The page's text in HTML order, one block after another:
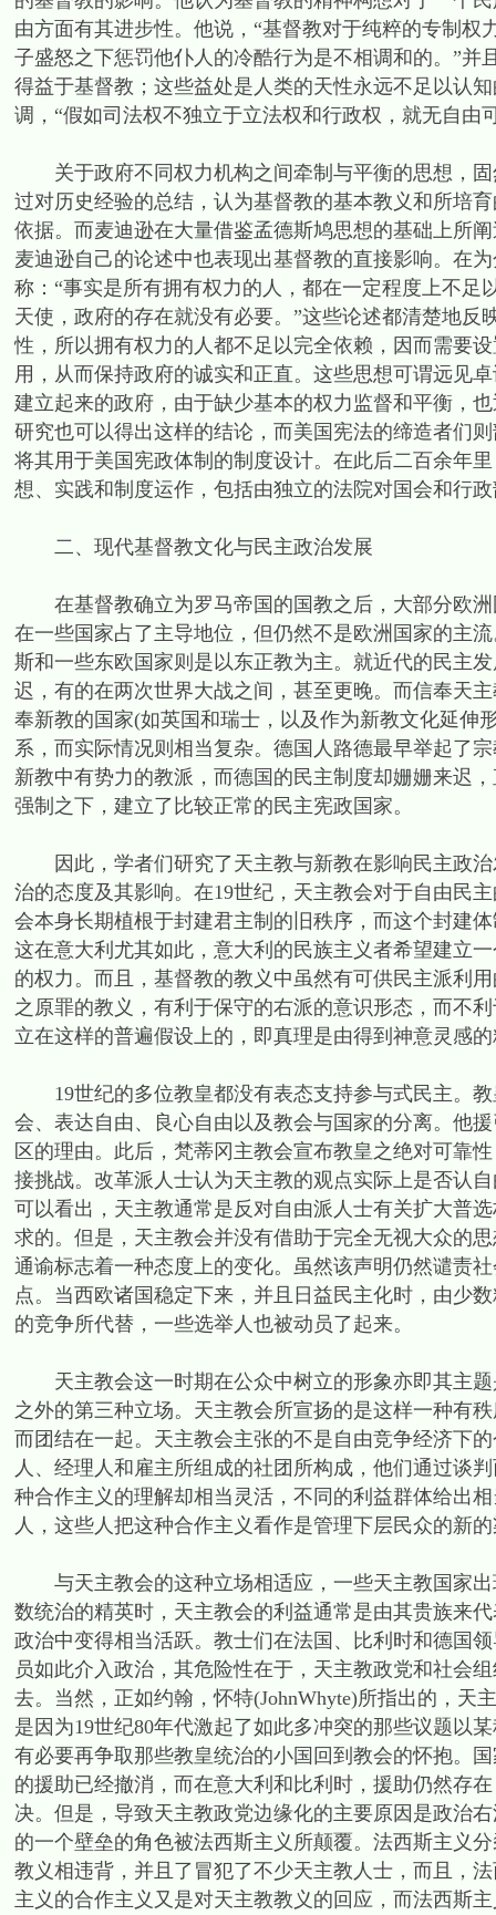
由方面有其进步性。他说，“基督教对于纯粹的专制
子盛怒之下惩罚他仆人的冷酷行为是不相调和的。”
得益于基督教；这些益处是人类的天性永远不足以认
调，“假如司法权不独立于立法权和行政权，就无自由
关于政府不同权力机构之间牵制与平衡的思想，固
过对历史经验的总结，认为基督教的基本教义和所培
依据。而麦迪逊在大量借鉴孟德斯鸠思想的基础上所
麦迪逊自己的论述中也表现出基督教的直接影响。在
称：“事实是所有拥有权力的人，都在一定程度上不足
天使，政府的存在就没有必要。”这些论述都清楚地
性，所以拥有权力的人都不足以完全依赖，因而需要
用，从而保持政府的诚实和正直。这些思想可谓远见
建立起来的政府，由于缺少基本的权力监督和平衡，
研究也可以得出这样的结论，而美国宪法的缔造者们
将其用于美国宪政体制的制度设计。在此后二百余年
想、实践和制度运作，包括由独立的法院对国会和行
二、现代基督教文化与民主政治发展
在基督教确立为罗马帝国的国教之后，大部分欧洲
在一些国家占了主导地位，但仍然不是欧洲国家的主
斯和一些东欧国家则是以东正教为主。就近代的民主
迟，有的在两次世界大战之间，甚至更晚。而信奉天
奉新教的国家(如英国和瑞士，以及作为新教文化延伸
系，而实际情况则相当复杂。德国人路德最早举起了
新教中有势力的教派，而德国的民主制度却姗姗来迟
强制之下，建立了比较正常的民主宪政国家。
因此，学者们研究了天主教与新教在影响民主政治
治的态度及其影响。在19世纪，天主教会对于自由民
会本身长期植根于封建君主制的旧秩序，而这个封建
这在意大利尤其如此，意大利的民族主义者希望建立
的权力。而且，基督教的教义中虽然有可供民主派利
之原罪的教义，有利于保守的右派的意识形态，而不
立在这样的普遍假设上的，即真理是由得到神意灵感
19世纪的多位教皇都没有表态支持参与式民主。教
会、表达自由、良心自由以及教会与国家的分离。他
区的理由。此后，梵蒂冈主教会宣布教皇之绝对可靠
接挑战。改革派人士认为天主教的观点实际上是否认
可以看出，天主教通常是反对自由派人士有关扩大普
求的。但是，天主教会并没有借助于完全无视大众的
通谕标志着一种态度上的变化。虽然该声明仍然谴责
点。当西欧诸国稳定下来，并且日益民主化时，由少
的竞争所代替，一些选举人也被动员了起来。
天主教会这一时期在公众中树立的形象亦即其主题
之外的第三种立场。天主教会所宣扬的是这样一种有
而团结在一起。天主教会主张的不是自由竞争经济下
人、经理人和雇主所组成的社团所构成，他们通过谈
种合作主义的理解却相当灵活，不同的利益群体给出
人，这些人把这种合作主义看作是管理下层民众的新
与天主教会的这种立场相适应，一些天主教国家出
数统治的精英时，天主教会的利益通常是由其贵族来
政治中变得相当活跃。教士们在法国、比利时和德国
员如此介入政治，其危险性在于，天主教政党和社会
去。当然，正如约翰，怀特(JohnWhyte)所指出的，
是因为19世纪80年代激起了如此多冲突的那些议题以
有必要再争取那些教皇统治的小国回到教会的怀抱。
的援助已经撤消，而在意大利和比利时，援助仍然存
决。但是，导致天主教政党边缘化的主要原因是政治
的一个壁垒的角色被法西斯主义所颠覆。法西斯主义
教义相违背，并且了冒犯了不少天主教人士，而且，
主义的合作主义又是对天主教教义的回应，而法西斯